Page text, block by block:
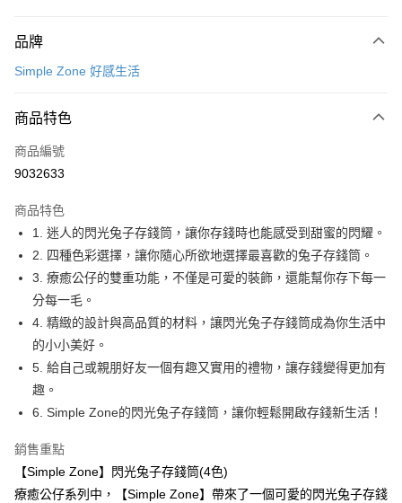
信用卡一次付款
Apple Pay
街口支付
Google Pay
全盈+PAY
大哥付你分期
相關說明
【大哥付你分期使用說明】
1.本服務由台灣大哥大提供，台灣大哥大用戶可立即使用無須另外申請。
2.付款方式選擇「大哥付你分期」，訂單成立後會自動跳轉到大哥付的交易
流程，驗證手機門號後，選擇欲分期的期數、繳款截止日，確認付款後即完
成交易。
3.實際核准額度、可分期數及費用金額請依後續交易確認頁面所載為準。
消。如遇「轉專審核」未通過狀況，表示未達大哥付你分期系統評分，恕無
法說明評估內容。
【繳款方式說明】
1.分期款項不併入電信帳單，「大哥付你分期」於每月結算日後寄送繳費提
AFTEE先享後付
相關說明
【關於「AFTEE先享後付」】
AFTEE先享後付是「在收到商品之後才付款」的支付方式。 讓您購物簡單
便利好安心！
２．便利：只要手機號碼，簡訊認證，即可結帳。
３．安心：先確認商品／服務後，再付款。
【「AFTEE先享後付」結帳流程】
ATM付款
運送方式
付款後全家取貨
每筆NT$70，滿NT$899(含以上)免運費
品牌
Simple Zone 好感生活
商品特色
商品編號
9032633
商品特色
1. 迷人的閃光兔子存錢筒，讓你存錢時也能感受到甜蜜的閃耀。
2. 四種色彩選擇，讓你隨心所欲地選擇最喜歡的兔子存錢筒。
3. 療癒公仔的雙重功能，不僅是可愛的裝飾，還能幫你存下每一
分每一毛。
4. 精緻的設計與高品質的材料，讓閃光兔子存錢筒成為你生活中
的小小美好。
5. 給自己或親朋好友一個有趣又實用的禮物，讓存錢變得更加有
趣。
6. Simple Zone的閃光兔子存錢筒，讓你輕鬆開啟存錢新生活！
銷售重點
【Simple Zone】閃光兔子存錢筒(4色)
療癒公仔系列中，【Simple Zone】帶來了一個可愛的閃光兔子存錢